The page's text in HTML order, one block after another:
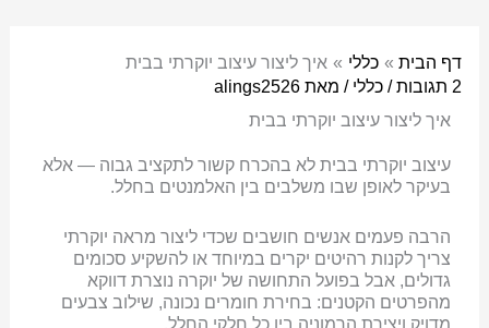
דף הבית כללי
איך ליצור עיצוב יוקרתי בבית
2 תגובות
/ כללי / מאת alings2526
איך ליצור עיצוב יוקרתי בבית
עיצוב יוקרתי בבית לא בהכרח קשור לתקציב גבוה — אלא
בעיקר לאופן שבו משלבים בין האלמנטים בחלל.
הרבה פעמים אנשים חושבים שכדי ליצור מראה יוקרתי
צריך לקנות רהיטים יקרים במיוחד או להשקיע סכומים
גדולים, אבל בפועל התחושה של יוקרה נוצרת דווקא
מהפרטים הקטנים: בחירת חומרים נכונה, שילוב צבעים
מדויק ויצירת הרמוניה בין כל חלקי החלל.